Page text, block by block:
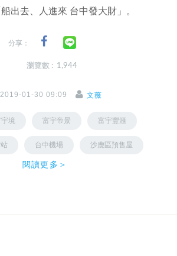
出去、人進來 台中發大財」。
分享：
瀏覽數 : 1,944
2019-01-30 09:09 文薇
境 富宇帝景 富宇豐滙
台中機場 沙鹿區預售屋
閱讀更多＞